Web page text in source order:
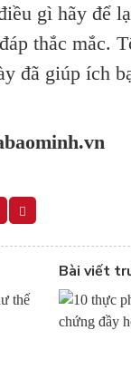
gì hãy để
thắc mắc.
đã giúp ích
Bài viết